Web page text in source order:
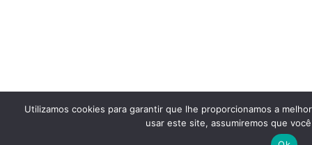
Utilizamos cookies para garantir que lhe proporcionamos a
usar este site, assumiremos que